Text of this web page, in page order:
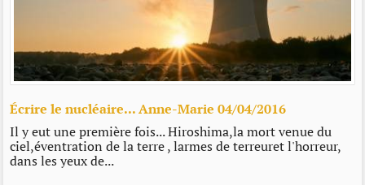
Écrire le nucléaire... Anne-Marie 04/04/2016
Il y eut une première fois... Hiroshima,la mort venue du
ciel,éventration de la terre , larmes de terreuret l'horreur,
dans les yeux de...